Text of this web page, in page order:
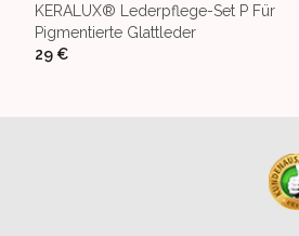
KERALUX® Lederpflege-Set P Für
Pigmentierte Glattleder
29 €